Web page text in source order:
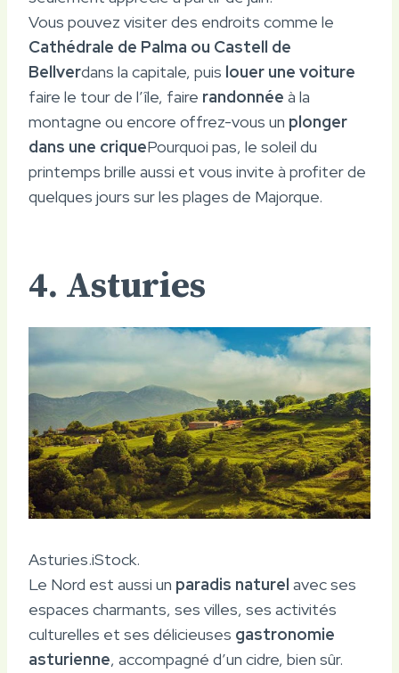
Vous pouvez visiter des endroits comme le
Cathédrale de Palma ou Castell de
Bellverdans la capitale, puis louer une voiture
faire le tour de l’île, faire randonnée à la
montagne ou encore offrez-vous un plonger
dans une criquePourquoi pas, le soleil du
printemps brille aussi et vous invite à profiter de
quelques jours sur les plages de Majorque.
4. Asturies
Asturies.iStock.
Le Nord est aussi un paradis naturel avec ses
espaces charmants, ses villes, ses activités
culturelles et ses délicieuses gastronomie
asturienne, accompagné d’un cidre, bien sûr.